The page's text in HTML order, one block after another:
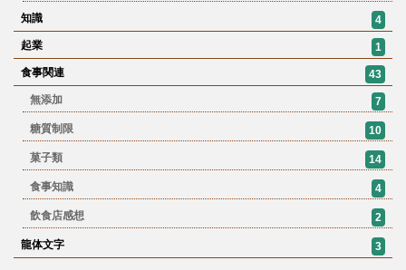
知識
4
起業
1
食事関連
43
無添加
7
糖質制限 10
菓子類 14
食事知識 4
飲食店感想 2
龍体文字 3